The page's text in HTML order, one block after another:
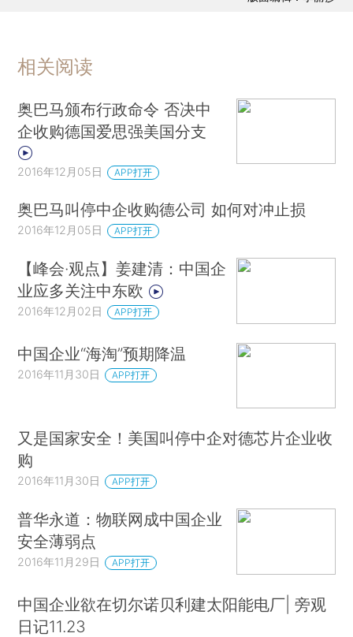
相关阅读
奥巴马颁布行政命令 否决中
企收购德国爱思强美国分支
2016年12月05日 APP打开
奥巴马叫停中企收购德公司 如何对冲止损
2016年12月05日 APP打开
【峰会·观点】姜建清：中国企
业应多关注中东欧
2016年12月02日 APP打开
中国企业“海淘”预期降温
2016年11月30日 APP打开
又是国家安全！美国叫停中企对德芯片企业收
购
2016年11月30日 APP打开
普华永道：物联网成中国企业
安全薄弱点
2016年11月29日 APP打开
中国企业欲在切尔诺贝利建太阳能电厂| 旁观
日记11.23